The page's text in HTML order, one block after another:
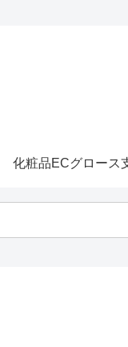
化粧品ECグロース